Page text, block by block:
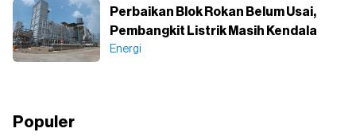
Perbaikan Blok Rokan Belum Usai,
Pembangkit Listrik Masih Kendala
Energi
Populer